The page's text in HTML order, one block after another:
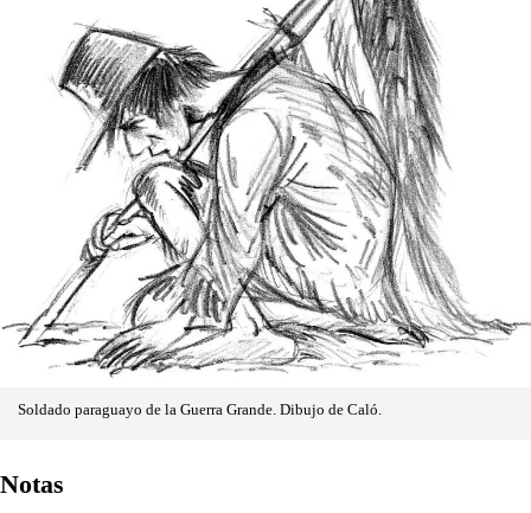
Soldado paraguayo de la Guerra Grande. Dibujo de Caló.
Notas